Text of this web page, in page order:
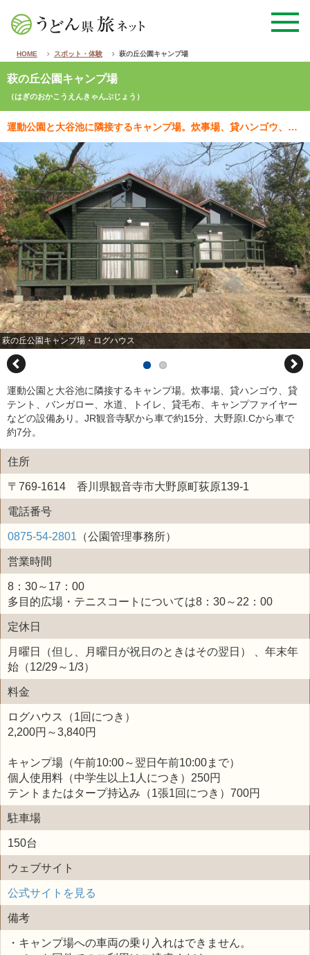
HOME スポット・体験 萩の丘公園キャンプ場
萩の丘公園キャンプ場
（はぎのおかこうえんきゃんぷじょう）
運動公園と大谷池に隣接するキャンプ場。炊事場、貸ハンゴウ、貸テント、バンガロー、水道、トイレ、貸毛布…
萩の丘公園キャンプ場・ログハウス
運動公園と大谷池に隣接するキャンプ場。炊事場、貸ハンゴウ、貸
テント、バンガロー、水道、トイレ、貸毛布、キャンプファイヤー
などの設備あり。JR観音寺駅から車で約15分、大野原I.Cから車で
約7分。
住所
〒769-1614 香川県観音寺市大野原町荻原139-1
電話番号
0875-54-2801 （公園管理事務所）
営業時間
8：30～17：00
多目的広場・テニスコートについては8：30～22：00
定休日
月曜日（但し、月曜日が祝日のときはその翌日） 、年末年
始（12/29～1/3）
料金
ログハウス（1回につき）
2,200円～3,840円
キャンプ場（午前10:00～翌日午前10:00まで）
個人使用料（中学生以上1人につき）250円
テントまたはタープ持込み（1張1回につき）700円
駐車場
150台
ウェブサイト
公式サイトを見る
備考
・キャンプ場への車両の乗り入れはできません。